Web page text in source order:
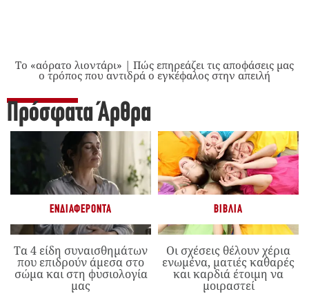
Το «αόρατο λιοντάρι» | Πώς επηρεάζει τις αποφάσεις μας
ο τρόπος που αντιδρά ο εγκέφαλος στην απειλή
Πρόσφατα Άρθρα
ΕΝΔΙΑΦΈΡΟΝΤΑ
Τα 4 είδη συναισθημάτων
που επιδρούν άμεσα στο
σώμα και στη φυσιολογία
μας
ΒΙΒΛΊΑ
Οι σχέσεις θέλουν χέρια
ενωμένα, ματιές καθαρές
και καρδιά έτοιμη να
μοιραστεί